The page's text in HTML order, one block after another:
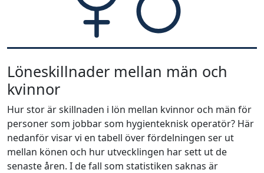
Löneskillnader mellan män och
kvinnor
Hur stor är skillnaden i lön mellan kvinnor och män för
personer som jobbar som hygienteknisk operatör? Här
nedanför visar vi en tabell över fördelningen ser ut
mellan könen och hur utvecklingen har sett ut de
senaste åren. I de fall som statistiken saknas är